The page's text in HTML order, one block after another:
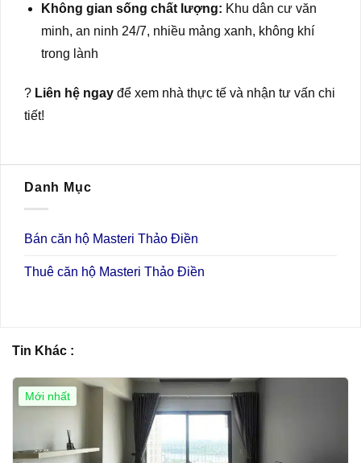
Không gian sống chất lượng: Khu dân cư văn
minh, an ninh 24/7, nhiều mảng xanh, không khí
trong lành
? Liên hệ ngay để xem nhà thực tế và nhận tư vấn chi
tiết!
Danh Mục
Bán căn hộ Masteri Thảo Điền
Thuê căn hộ Masteri Thảo Điền
Tin Khác :
Mới nhất Giá Tốt